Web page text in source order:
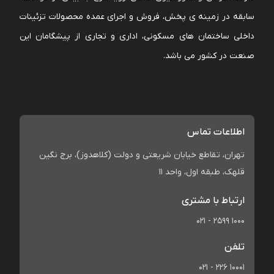
سابقه در زمینه ی پخش، فروش و اجرای عمده محصولات تزئینات
داخلی ساختمان های مسکونی، اداری و تجاری از پیشگامان این
صنعت در کشور می باشد.
اطلاعات تماس
تهران، تقاطع خیابان شریعتی و دولت (کلاهدوز)، برج نگین
قلهک، طبقه اول، واحد 11
ارتباط با مشتری
021 - 2599 1000
تلفن
021 - 226 10001